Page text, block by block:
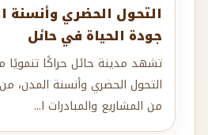
التحول الحضري وأنسنة
جودة الحياة في حائل
تشهد مدينة حائل حراكًا
التحول الحضري وأنسنة المدن،
من المشاريع والمبادرات ا...